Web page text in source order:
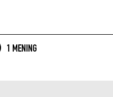
1 MENING